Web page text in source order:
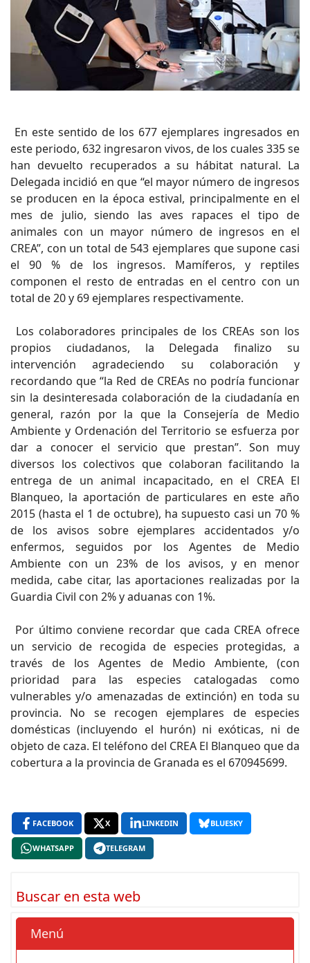
En este sentido de los 677 ejemplares ingresados en
este periodo, 632 ingresaron vivos, de los cuales 335 se
han devuelto recuperados a su hábitat natural. La
Delegada incidió en que “el mayor número de ingresos
se producen en la época estival, principalmente en el
mes de julio, siendo las aves rapaces el tipo de
animales con un mayor número de ingresos en el
CREA”, con un total de 543 ejemplares que supone casi
el 90 % de los ingresos. Mamíferos, y reptiles
componen el resto de entradas en el centro con un
total de 20 y 69 ejemplares respectivamente.
Los colaboradores principales de los CREAs son los
propios ciudadanos, la Delegada finalizo su
intervención agradeciendo su colaboración y
recordando que “la Red de CREAs no podría funcionar
sin la desinteresada colaboración de la ciudadanía en
general, razón por la que la Consejería de Medio
Ambiente y Ordenación del Territorio se esfuerza por
dar a conocer el servicio que prestan”. Son muy
diversos los colectivos que colaboran facilitando la
entrega de un animal incapacitado, en el CREA El
Blanqueo, la aportación de particulares en este año
2015 (hasta el 1 de octubre), ha supuesto casi un 70 %
de los avisos sobre ejemplares accidentados y/o
enfermos, seguidos por los Agentes de Medio
Ambiente con un 23% de los avisos, y en menor
medida, cabe citar, las aportaciones realizadas por la
Guardia Civil con 2% y aduanas con 1%.
Por último conviene recordar que cada CREA ofrece
un servicio de recogida de especies protegidas, a
través de los Agentes de Medio Ambiente, (con
prioridad para las especies catalogadas como
vulnerables y/o amenazadas de extinción) en toda su
provincia. No se recogen ejemplares de especies
domésticas (incluyendo el hurón) ni exóticas, ni de
objeto de caza. El teléfono del CREA El Blanqueo que da
cobertura a la provincia de Granada es el 670945699.
FACEBOOK X LINKEDIN BLUESKY
WHATSAPP TELEGRAM
Buscar en esta web
Menú